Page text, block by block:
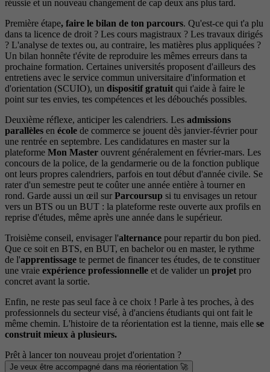
réussie et un nouveau changement de cap deux ans plus tard.
Première étape, faire le bilan de ton parcours. Qu'est-ce qui t'a plu
dans ta licence de droit ? Les cours magistraux ? Les travaux dirigés
? L'analyse de textes ou, au contraire, les matières plus appliquées ?
Un bilan honnête t'évite de reproduire les mêmes erreurs dans ta
prochaine formation. Certaines universités proposent d'ailleurs des
entretiens avec le service commun universitaire d'information et
d'orientation (SCUIO), un dispositif gratuit qui t'aide à faire le
point sur tes envies, tes compétences et les débouchés possibles.
Deuxième réflexe, anticiper les calendriers. Les admissions
parallèles en école de commerce se jouent dès janvier-février pour
une rentrée en septembre. Les candidatures en master sur la
plateforme Mon Master ouvrent généralement en février-mars. Les
concours de la police, de la gendarmerie ou de la fonction publique
ont leurs propres calendriers, parfois en tout début d'année civile. Se
rater d'un semestre peut te coûter une année entière à tourner en
rond. Garde aussi un œil sur Parcoursup si tu envisages un retour
vers un BTS ou un BUT : la plateforme reste ouverte aux profils en
reprise d'études, même après une année dans le supérieur.
Troisième conseil, envisager l'alternance pour repartir du bon pied.
Que ce soit en BTS, en BUT, en bachelor ou en master, le rythme
de l'apprentissage te permet de financer tes études, de te constituer
une vraie expérience professionnelle et de valider un projet pro
concret avant la sortie.
Enfin, ne reste pas seul face à ce choix ! Parle à tes proches, à des
professionnels du secteur visé, à d'anciens étudiants qui ont fait le
même chemin. L'histoire de ta réorientation est la tienne, mais elle se
construit mieux à plusieurs.
Prêt à lancer ton nouveau projet d'orientation ?
Je veux être accompagné dans ma réorientation 🚀